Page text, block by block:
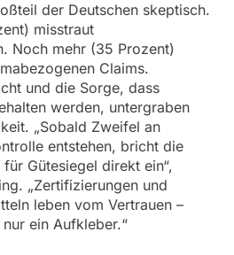
der Deutschen skeptisch.
misstraut
Noch mehr (35 Prozent)
Claims.
und die Sorge, dass
werden, untergraben
„Sobald Zweifel an
entstehen, bricht die
Gütesiegel direkt ein“,
„Zertifizierungen und
leben vom Vertrauen –
ein Aufkleber.“